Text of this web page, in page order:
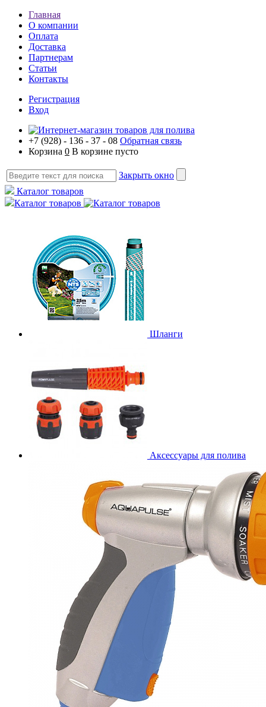
Главная
О компании
Оплата
Доставка
Партнерам
Статьи
Контакты
Регистрация
Вход
+7 (928) - 136 - 37 - 08 Обратная связь
Корзина 0 В корзине пусто
Закрыть окно
Каталог товаров
Каталог товаров
Шланги
Аксессуары для полива